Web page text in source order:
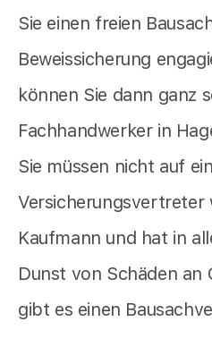
Sie einen freien
Beweissicherung
können Sie dann ganz
Fachhandwerker in
Sie müssen nicht auf
Versicherungsvertreter
Kaufmann und hat in
Dunst von Schäden an
gibt es einen